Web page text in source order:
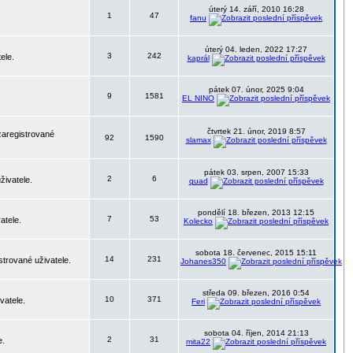
1 47
úterý 14. září, 2010 16:28
fanu
3 242
úterý 04. leden, 2022 17:27
kaprál
9 1581
pátek 07. únor, 2025 9:04
EL NINO
92 1590
čtvrtek 21. únor, 2019 8:57
slamax
2 6
pátek 03. srpen, 2007 15:33
quad
7 53
pondělí 18. březen, 2013 12:15
Kolecko
uživatele. 14 231
sobota 18. červenec, 2015 15:11
Johanes350
10 371
středa 09. březen, 2016 0:54
Feri
2 31
sobota 04. říjen, 2014 21:13
mita22